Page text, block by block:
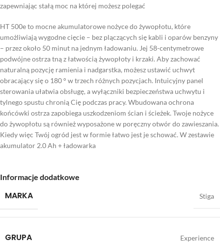
zapewniając stałą moc na której możesz polegać
HT 500e to mocne akumulatorowe nożyce do żywopłotu, które
umożliwiają wygodne cięcie – bez plączących się kabli i oparów benzyny
– przez około 50 minut na jednym ładowaniu. Jej 58-centymetrowe
podwójne ostrza tną z łatwością żywopłoty i krzaki. Aby zachować
naturalną pozycję ramienia i nadgarstka, możesz ustawić uchwyt
obracający się o 180 ° w trzech różnych pozycjach. Intuicyjny panel
sterowania ułatwia obsługę, a wyłączniki bezpieczeństwa uchwytu i
tylnego spustu chronią Cię podczas pracy. Wbudowana ochrona
końcówki ostrza zapobiega uszkodzeniom ścian i ścieżek. Twoje nożyce
do żywopłotu są również wyposażone w poręczny otwór do zawieszania.
Kiedy więc Twój ogród jest w formie łatwo jest je schować. W zestawie
akumulator 2.0 Ah + ładowarka
Informacje dodatkowe
MARKA Stiga
GRUPA Experience